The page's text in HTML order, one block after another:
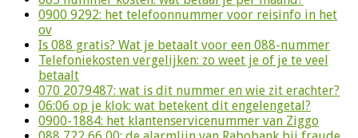
0900 9292: het telefoonnummer voor reisinfo in het
ov
Is 088 gratis? Wat je betaalt voor een 088-nummer
Telefoniekosten vergelijken: zo weet je of je te veel
betaalt
070 2079487: wat is dit nummer en wie zit erachter?
06:06 op je klok: wat betekent dit engelengetal?
0900-1884: het klantenservicenummer van Ziggo